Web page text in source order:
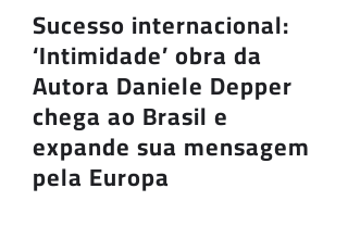
Sucesso internacional:
‘Intimidade’ obra da
Autora Daniele Depper
chega ao Brasil e
expande sua mensagem
pela Europa